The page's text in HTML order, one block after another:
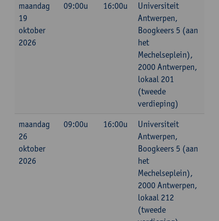
maandag
19
oktober
2026
09:00u 16:00u
Universiteit
Antwerpen,
Boogkeers 5 (aan
het
Mechelseplein),
2000 Antwerpen,
lokaal 201
(tweede
verdieping)
maandag
26
oktober
2026
09:00u 16:00u
Universiteit
Antwerpen,
Boogkeers 5 (aan
het
Mechelseplein),
2000 Antwerpen,
lokaal 212
(tweede